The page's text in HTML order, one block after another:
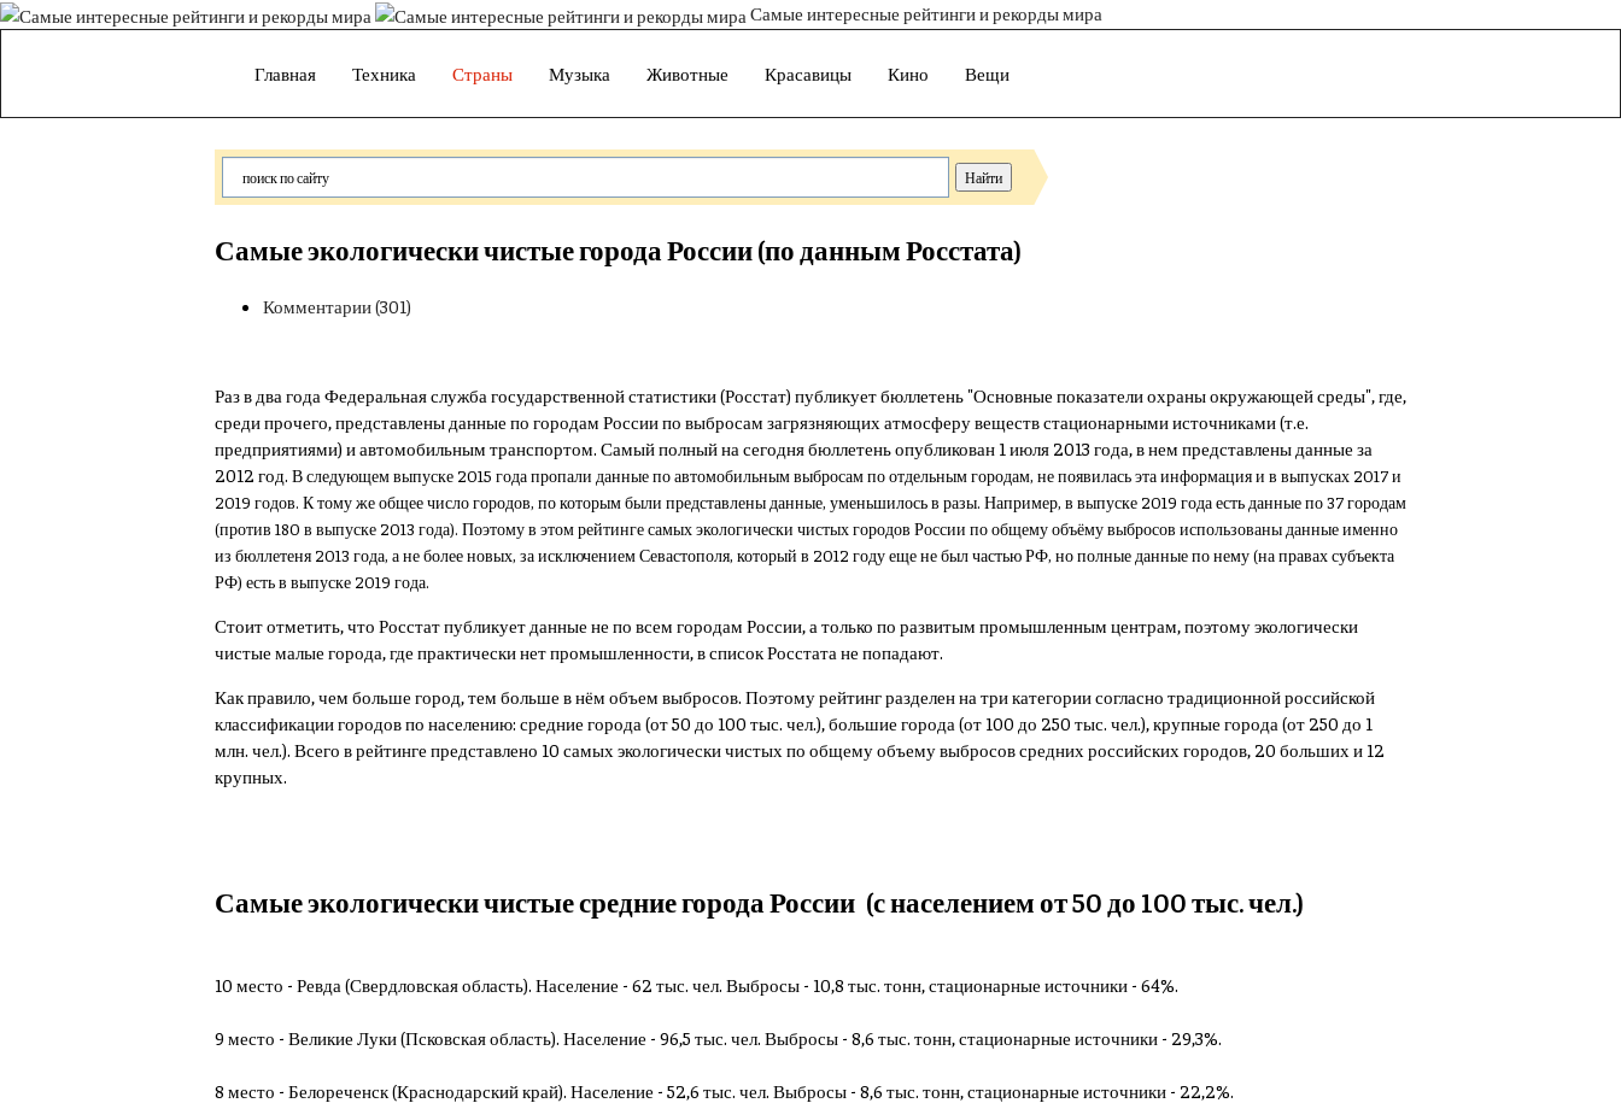
Самые интересные рейтинги и рекорды мира
Главная Техника Страны Музыка Животные Красавицы Кино Вещи
Самые экологически чистые города России (по данным Росстата)
Комментарии (301)
Раз в два года Федеральная служба государственной статистики (Росстат) публикует бюллетень "Основные показатели охраны окружающей среды", где,
среди прочего, представлены данные по городам России по выбросам загрязняющих атмосферу веществ стационарными источниками (т.е.
предприятиями) и автомобильным транспортом. Самый полный на сегодня бюллетень опубликован 1 июля 2013 года, в нем представлены данные за
2012 год. В следующем выпуске 2015 года пропали данныепо автомобильным выбросам по отдельным городам, не появилась эта информация и в выпусках 2017 и
2019 годов. К тому же общее число городов, по которым были представлены данные, уменьшилось в разы. Например, в выпуске 2019 года есть данные по 37 городам
(против 180 в выпуске 2013 года). Поэтому в этом рейтинге самых экологически чистых городов России по общему объёму выбросов использованы данные именно
из бюллетеня 2013 года, а не более новых, за исключением Севастополя, который в 2012 году еще не был частью РФ, но полные данные по нему (на правах субъекта
РФ) есть в выпуске 2019 года.
Стоит отметить, что Росстат публикует данные не по всем городам России, а только по развитым промышленным центрам, поэтому экологически
чистые малые города, где практически нет промышленности, в список Росстата не попадают.
Как правило, чем больше город, тем больше в нём объем выбросов. Поэтому рейтинг разделен на три категории согласно традиционной российской
классификации городов по населению: средние города (от 50 до 100 тыс. чел.), большие города (от 100 до 250 тыс. чел.), крупные города (от 250 до 1
млн. чел.). Всего в рейтинге представлено 10 самых экологически чистых по общему объему выбросов средних российских городов, 20 больших и 12
крупных.
Самые экологически чистые средние города России (с населением от 50 до 100 тыс. чел.)
10 место - Ревда (Свердловская область). Население - 62 тыс. чел. Выбросы - 10,8 тыс. тонн, стационарные источники - 64%.
9 место - Великие Луки (Псковская область). Население - 96,5 тыс. чел. Выбросы - 8,6 тыс. тонн, стационарные источники - 29,3%.
8 место - Белореченск (Краснодарский край). Население - 52,6 тыс. чел. Выбросы - 8,6 тыс. тонн, стационарные источники - 22,2%.